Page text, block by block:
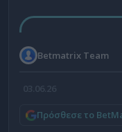
Betmatrix Team
03.06.26
Πρόσθεσε το